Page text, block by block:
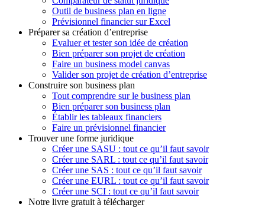
Outil de business plan en ligne
Prévisionnel financier sur Excel
Préparer sa création d’entreprise
Evaluer et tester son idée de création
Bien préparer son projet de création
Faire un business model canvas
Valider son projet de création d’entreprise
Construire son business plan
Tout comprendre sur le business plan
Bien préparer son business plan
Établir les tableaux financiers
Faire un prévisionnel financier
Trouver une forme juridique
Créer une SASU : tout ce qu’il faut savoir
Créer une SARL : tout ce qu’il faut savoir
Créer une SAS : tout ce qu’il faut savoir
Créer une EURL : tout ce qu’il faut savoir
Créer une SCI : tout ce qu’il faut savoir
Notre livre gratuit à télécharger